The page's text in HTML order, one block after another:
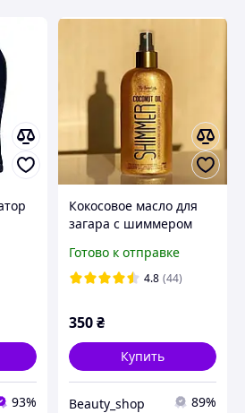
93%
Кокосовое масло для
загара с шиммером
Shimmer 200 мл
Готово к отправке
4.8 (44)
350₴
Купить
Beauty_shop 89%